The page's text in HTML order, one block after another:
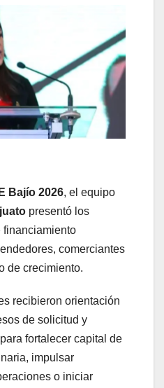
Bajío 2026, el equipo
presentó los
financiamiento
comerciantes
de crecimiento.
recibieron orientación
de solicitud y
fortalecer capital de
impulsar
o iniciar